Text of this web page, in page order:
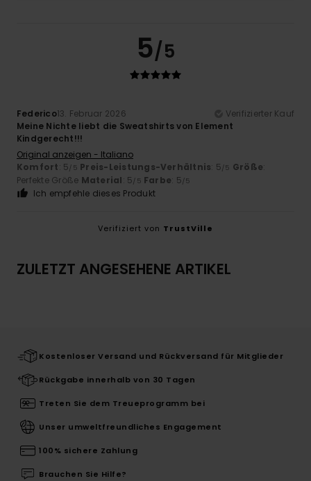
5/5
Federico13. Februar 2026
Verifizierter Kauf
Meine Nichte liebt die Sweatshirts von Element
Kindgerecht!!!
Original anzeigen - Italiano
Komfort: 5/5 Preis-Leistungs-Verhältnis: 5/5 Größe:
Perfekte Größe Material: 5/5 Farbe: 5/5
Ich empfehle dieses Produkt
Verifiziert von TrustVille
ZULETZT ANGESEHENE ARTIKEL
Kostenloser Versand und Rückversand für Mitglieder
Rückgabe innerhalb von 30 Tagen
Treten Sie dem Treueprogramm bei
Unser umweltfreundliches Engagement
100% sichere Zahlung
Brauchen Sie Hilfe?